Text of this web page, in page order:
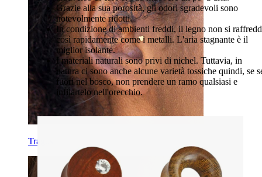
Tragus
Grazie alla sua porosità, gli odori sgradevoli sono
notevolmente ridotti.
In condizione di ambienti freddi, il legno non si
così rapidamente come i metalli. L'aria stagnante è il
miglior isolante.
I materiali naturali sono privi di nichel. Tuttavia, in
natura ci sono anche alcune varietà tossiche quindi, se
fuori nel bosco, non prendere un ramo qualsiasi e
infilartelo nell'orecchio.